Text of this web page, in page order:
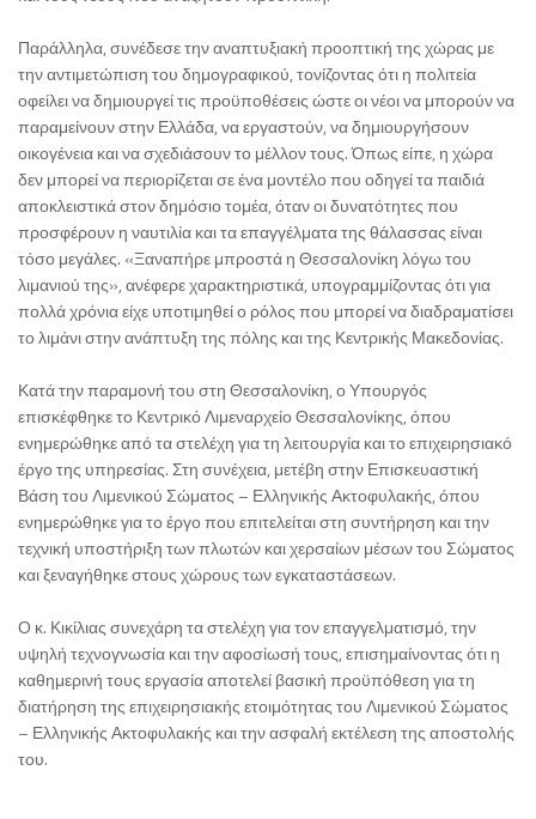
Παράλληλα, συνέδεσε την αναπτυξιακή προοπτική της χώρας με
την αντιμετώπιση του δημογραφικού, τονίζοντας ότι η πολιτεία
οφείλει να δημιουργεί τις προϋποθέσεις ώστε οι νέοι να μπορούν να
παραμείνουν στην Ελλάδα, να εργαστούν, να δημιουργήσουν
οικογένεια και να σχεδιάσουν το μέλλον τους. Όπως είπε, η χώρα
δεν μπορεί να περιορίζεται σε ένα μοντέλο που οδηγεί τα παιδιά
αποκλειστικά στον δημόσιο τομέα, όταν οι δυνατότητες που
προσφέρουν η ναυτιλία και τα επαγγέλματα της θάλασσας είναι
τόσο μεγάλες. «Ξαναπήρε μπροστά η Θεσσαλονίκη λόγω του
λιμανιού της», ανέφερε χαρακτηριστικά, υπογραμμίζοντας ότι για
πολλά χρόνια είχε υποτιμηθεί ο ρόλος που μπορεί να διαδραματίσει
το λιμάνι στην ανάπτυξη της πόλης και της Κεντρικής Μακεδονίας.
Κατά την παραμονή του στη Θεσσαλονίκη, ο Υπουργός
επισκέφθηκε το Κεντρικό Λιμεναρχείο Θεσσαλονίκης, όπου
ενημερώθηκε από τα στελέχη για τη λειτουργία και το επιχειρησιακό
έργο της υπηρεσίας. Στη συνέχεια, μετέβη στην Επισκευαστική
Βάση του Λιμενικού Σώματος – Ελληνικής Ακτοφυλακής, όπου
ενημερώθηκε για το έργο που επιτελείται στη συντήρηση και την
τεχνική υποστήριξη των πλωτών και χερσαίων μέσων του Σώματος
και ξεναγήθηκε στους χώρους των εγκαταστάσεων.
Ο κ. Κικίλιας συνεχάρη τα στελέχη για τον επαγγελματισμό, την
υψηλή τεχνογνωσία και την αφοσίωσή τους, επισημαίνοντας ότι η
καθημερινή τους εργασία αποτελεί βασική προϋπόθεση για τη
διατήρηση της επιχειρησιακής ετοιμότητας του Λιμενικού Σώματος
– Ελληνικής Ακτοφυλακής και την ασφαλή εκτέλεση της αποστολής
του.